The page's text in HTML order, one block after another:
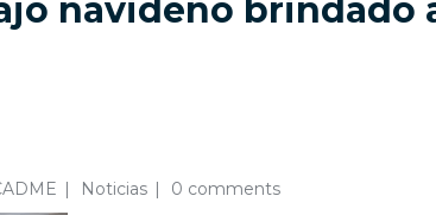
navideño brindado
Noticias 0 comments